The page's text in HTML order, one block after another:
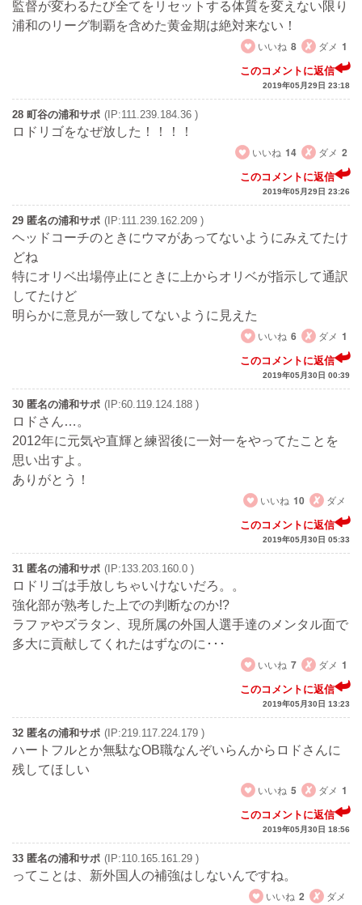
監督が変わるたび全てをリセットする体質を変えない限り
浦和のリーグ制覇を含めた黄金期は絶対来ない！
いいね 8 ダメ 1
このコメントに返信
2019年05月29日 23:18
28 町谷の浦和サポ (IP:111.239.184.36 )
ロドリゴをなぜ放した！！！！
いいね 14 ダメ 2
このコメントに返信
2019年05月29日 23:26
29 匿名の浦和サポ (IP:111.239.162.209 )
ヘッドコーチのときにウマがあってないようにみえてたけ
どね
特にオリベ出場停止にときに上からオリベが指示して通訳
してたけど
明らかに意見が一致してないように見えた
いいね 6 ダメ 1
このコメントに返信
2019年05月30日 00:39
30 匿名の浦和サポ (IP:60.119.124.188 )
ロドさん…。
2012年に元気や直輝と練習後に一対一をやってたことを
思い出すよ。
ありがとう！
いいね 10 ダメ
このコメントに返信
2019年05月30日 05:33
31 匿名の浦和サポ (IP:133.203.160.0 )
ロドリゴは手放しちゃいけないだろ。。
強化部が熟考した上での判断なのか!?
ラファやズラタン、現所属の外国人選手達のメンタル面で
多大に貢献してくれたはずなのに･･･
いいね 7 ダメ 1
このコメントに返信
2019年05月30日 13:23
32 匿名の浦和サポ (IP:219.117.224.179 )
ハートフルとか無駄なOB職なんぞいらんからロドさんに
残してほしい
いいね 5 ダメ 1
このコメントに返信
2019年05月30日 18:56
33 匿名の浦和サポ (IP:110.165.161.29 )
ってことは、新外国人の補強はしないんですね。
いいね 2 ダメ